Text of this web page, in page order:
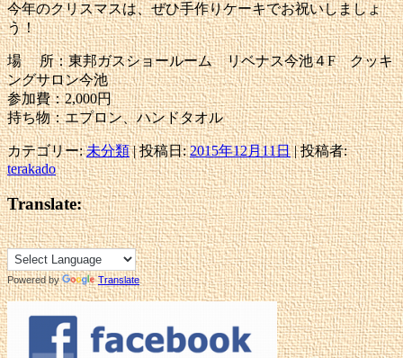
今年のクリスマスは、ぜひ手作りケーキでお祝いしましょ
う！
場 所：東邦ガスショールーム リベナス今池４F クッキ
ングサロン今池
参加費：2,000円
持ち物：エプロン、ハンドタオル
カテゴリー:未分類| 投稿日:2015年12月11日|投稿者:
terakado
Translate:
Powered by Translate